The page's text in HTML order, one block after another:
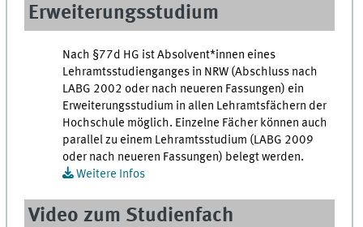
Erweiterungsstudium
Nach §77d HG ist Absolvent*innen eines
Lehramtsstudienganges in NRW (Abschluss nach
LABG 2002 oder nach neueren Fassungen) ein
Erweiterungsstudium in allen Lehramtsfächern der
Hochschule möglich. Einzelne Fächer können auch
parallel zu einem Lehramtsstudium (LABG 2009
oder nach neueren Fassungen) belegt werden.
Weitere Infos
Video zum Studienfach